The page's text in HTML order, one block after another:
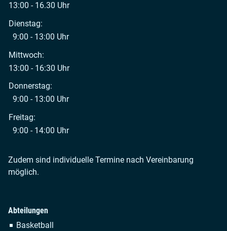
13:00 - 16.30 Uhr
Dienstag:
9:00 - 13:00 Uhr
Mittwoch:
13:00 - 16:30 Uhr
Donnerstag:
9:00 - 13:00 Uhr
Freitag:
9:00 - 14:00 Uhr
Zudem sind individuelle Termine nach Vereinbarung
möglich.
Abteilungen
Navigation
Basketball